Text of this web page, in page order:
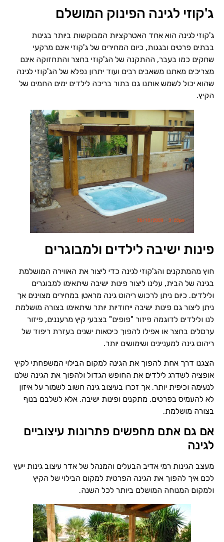
ג'קוזי לגינה הפינוק המושלם
ג'קוזי לגינה הוא אחד האטרקציות המבוקשות ביותר בגינות
בבתים פרטים ובגגות, כיום המחירים של ג'קוזי אינם מרקעי
שחקים כמו בעבר, ההתקנה של הג'קוזי בחצר והתחזוקה אינם
מצריכים מאתנו משאבים רבים ועוד יתרון נפלא של הג'קוזי לגינה
שהוא יכול לשמש אותנו גם בתור בריכה לילדים ימים החמים של
הקיץ.
פינות ישיבה לילדים ולמבוגרים
חוץ מהמתקנים והג'קוזי לגינה כדי ליצור את האווירה המושלמת
בגינה של הבית, עלינו ליצור פינות ישיבה שיתאימו למבוגרים
ולילדים. כיום ניתן לרכוש ריהוט גינה מראטן במחירים מצוינים אך
ניתן ליצור גם פינות ישיבה ייחודיות יותר שיתאימו בצורה מושלמת
לנו ולילדים לדוגמה פיזור "פופים" בצבעי קיץ מרעננים, פיזור
ערסלים בחצר או אפילו להפוך כיסאות ישנים בעזרת ריפוד של
ריהוט גינה למעניינים ושימושים יותר.
הצגנו דרך אחת להפוך את הגינה למקום הבילוי המשפחתי לקיץ
אופציה לשדרג לילדים את החופש הגדול ולהפוך את הגינה שלנו
לנעימה וכיפית יותר. אך זכרו בעיצוב גינה חשוב לשמור על איזון
לא להעמיס בפרטים, מתקנים ופינות ישיבה, אלא לשלבם בנוף
בצורה מושלמת.
אם גם אתם מחפשים פתרונות עיצוביים
לגינה
מעצב הגינות רמי אדיב הבעלים והמנהל של אדר עיצוב גינות ייעץ
לכם איך להפוך את הגינה הפרטית למקום הבילוי של הקיץ
ולמקום המנוחה המושלם ביותר לכל השנה.